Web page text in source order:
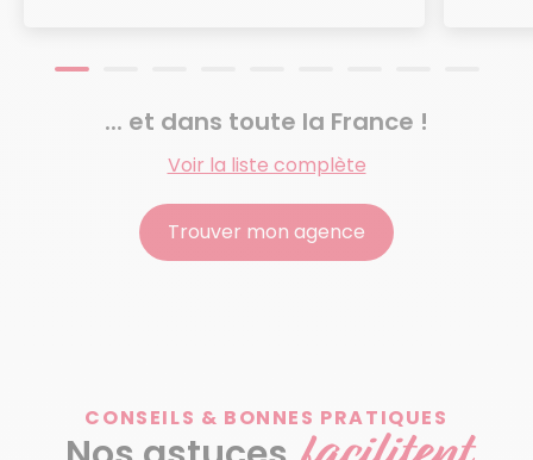
... et dans toute la France !
Voir la liste complète
Trouver mon agence
CONSEILS & BONNES PRATIQUES